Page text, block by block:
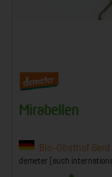
Mirabellen
Bio-Obsthof
demeter (auch